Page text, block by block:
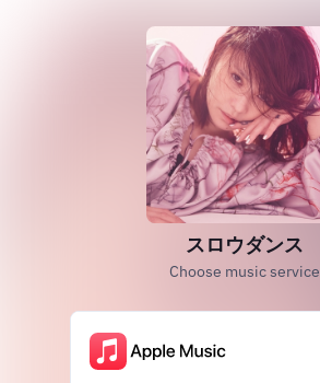
スロウダンス
Choose music service